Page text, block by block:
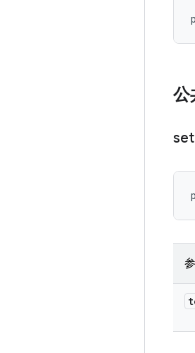
公
set